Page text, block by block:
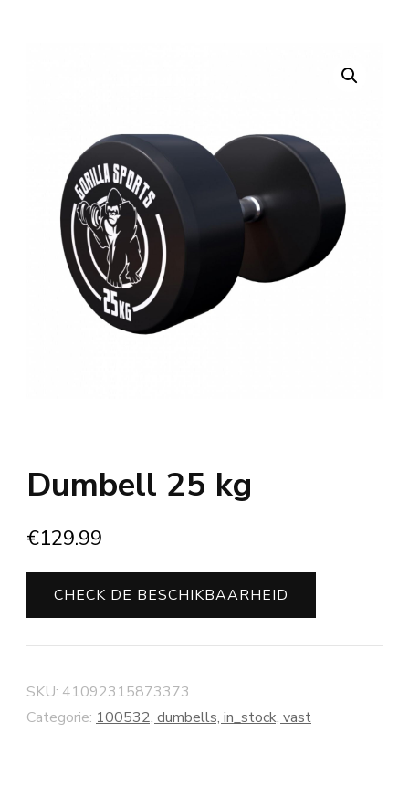
Dumbell 25 kg
€129.99
CHECK DE BESCHIKBAARHEID
SKU: 41092315873373
Categorie: 100532, dumbells, in_stock, vast